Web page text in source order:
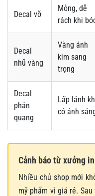
Decal vỡ
Mỏng, dễ
rách khi
Decal
nhũ vàng
Vàng ánh
kim sang
trọng
Decal
phản
quang
Lấp lánh
có ánh
Cảnh báo từ xưởng
Nhiều chủ shop mới
mỹ phẩm vì giá rẻ.